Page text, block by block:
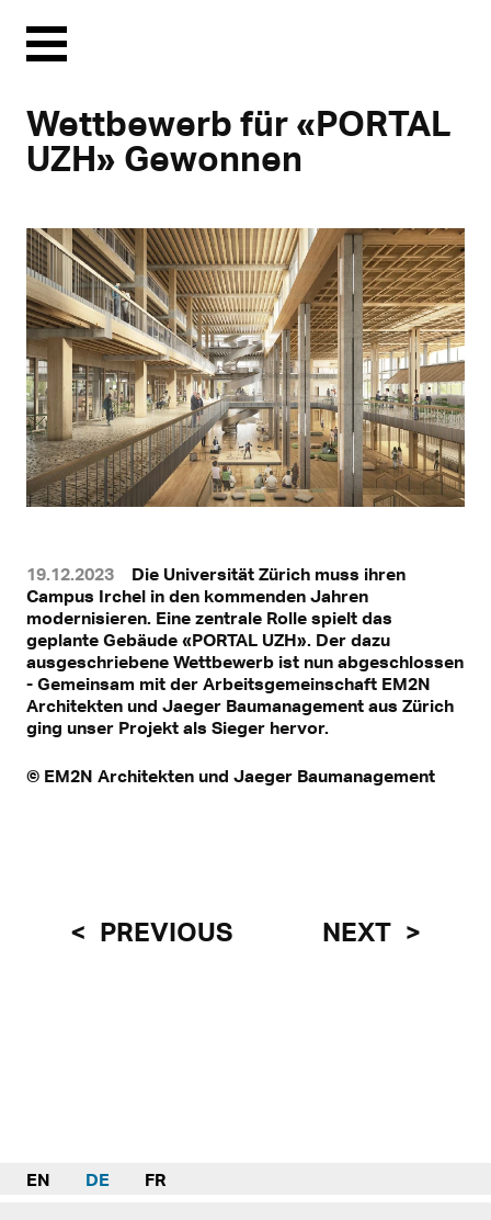
Menu
Wettbewerb für «PORTAL
UZH» Gewonnen
19.12.2023
Die Universität Zürich muss ihren
Campus Irchel in den kommenden Jahren
modernisieren. Eine zentrale Rolle spielt das
geplante Gebäude «PORTAL UZH». Der dazu
ausgeschriebene Wettbewerb ist nun abgeschlossen
- Gemeinsam mit der Arbeitsgemeinschaft EM2N
Architekten und Jaeger Baumanagement aus Zürich
ging unser Projekt als Sieger hervor.
© EM2N Architekten und Jaeger Baumanagement
PREVIOUS NEXT
EN DE FR